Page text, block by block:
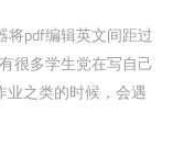
将pdf编辑英文间距过
很多学生党在写自己
业之类的时候，会遇